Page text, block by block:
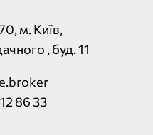
м. Київ,
, буд. 11
86 33